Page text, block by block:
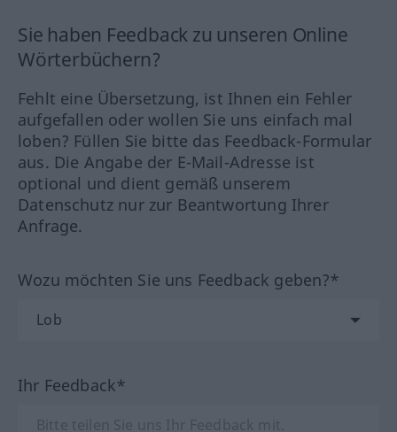
Sie haben Feedback zu unseren Online
Wörterbüchern?
Fehlt eine Übersetzung, ist Ihnen ein Fehler
aufgefallen oder wollen Sie uns einfach mal
loben? Füllen Sie bitte das Feedback-Formular
aus. Die Angabe der E-Mail-Adresse ist
optional und dient gemäß unserem
Datenschutz nur zur Beantwortung Ihrer
Anfrage.
Wozu möchten Sie uns Feedback geben?*
Ihr Feedback*